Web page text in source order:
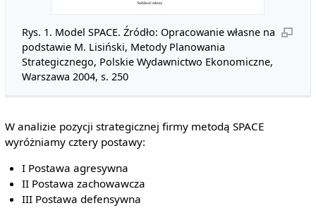
Rys. 1. Model SPACE. Źródło: Opracowanie własne na
podstawie M. Lisiński, Metody Planowania
Strategicznego, Polskie Wydawnictwo Ekonomiczne,
Warszawa 2004, s. 250
W analizie pozycji strategicznej firmy metodą SPACE
wyróżniamy cztery postawy:
I Postawa agresywna
II Postawa zachowawcza
III Postawa defensywna